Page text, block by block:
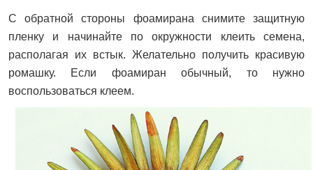
С обратной стороны фоамирана снимите защитную
пленку и начинайте по окружности клеить семена,
располагая их встык. Желательно получить красивую
ромашку. Если фоамиран обычный, то нужно
воспользоваться клеем.